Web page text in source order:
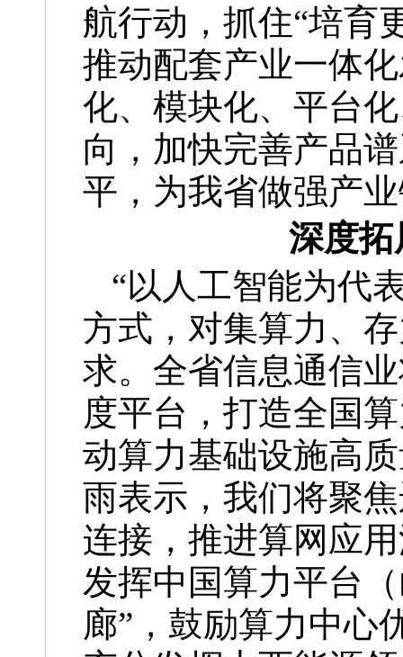
航行动，抓住“培育
推动配套产业一体
化、模块化、平台
向，加快完善产品
平，为我省做强产
深度
“以人工智能为代
方式，对集算力、
求。全省信息通信
度平台，打造全国
动算力基础设施高
雨表示，我们将聚
连接，推进算网应
发挥中国算力平台
廊”，鼓励算力中心